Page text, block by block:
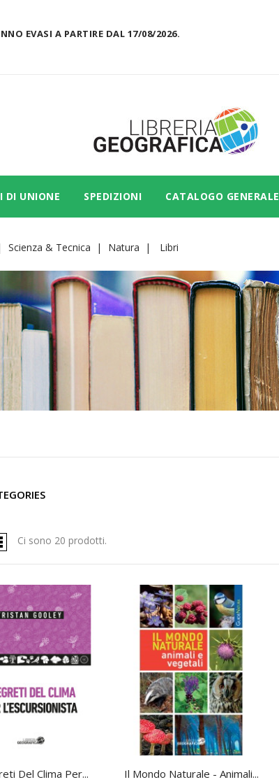
EVASI A PARTIRE DAL 17/08/2026.
DI UNIONE SPEDIZIONI CATALOGO GENERALE
Scienza & Tecnica Natura Libri
Ci sono 20 prodotti.
Del Clima Per... Il Mondo Naturale - Animali...